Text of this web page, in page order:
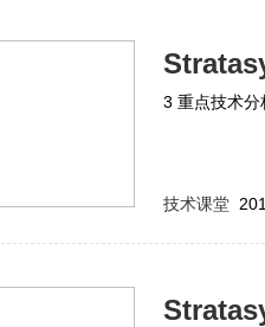
3 重点技术
技术课堂